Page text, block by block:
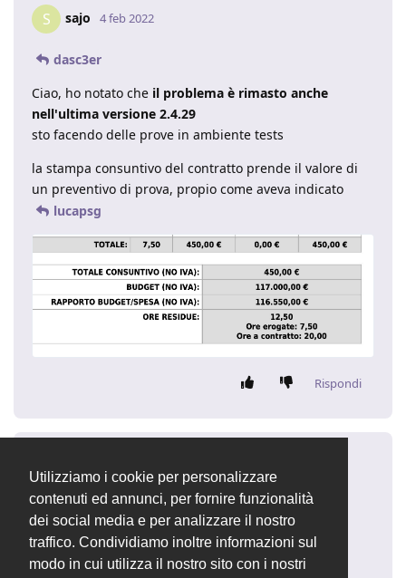
Utilizziamo i cookie per personalizzare
contenuti ed annunci, per fornire funzionalità
dei social media e per analizzare il nostro
traffico. Condividiamo inoltre informazioni sul
modo in cui utilizza il nostro sito con i nostri
S sajo 4 feb 2022
dasc3er
Ciao, ho notato che il problema è rimasto anche
nell'ultima versione 2.4.29
sto facendo delle prove in ambiente tests
la stampa consuntivo del contratto prende il valore di
un preventivo di prova, propio come aveva indicato
lucapsg
Rispondi
ok problema risolto con la 2.4.30
https://forum.openstamanager.com/d/2210-osm-
2430-2022-02-05